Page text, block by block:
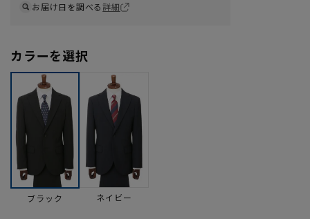
お届け日を調べる詳細
カラーを選択
ブラック ネイビー